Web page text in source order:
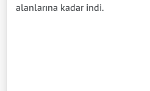
alanlarına kadar indi.